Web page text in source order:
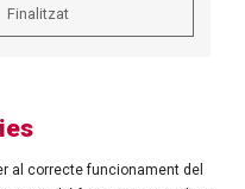
Finalitzat
al correcte funcionament del